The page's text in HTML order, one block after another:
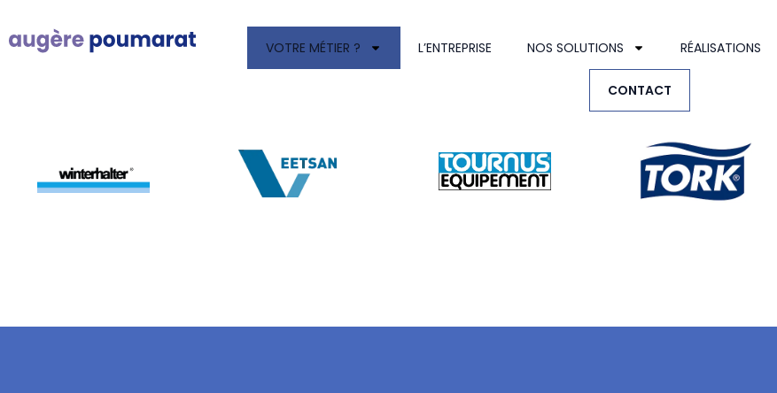
VOTRE MÉTIER ? L’ENTREPRISE NOS SOLUTIONS RÉALISATIONS
CONTACT